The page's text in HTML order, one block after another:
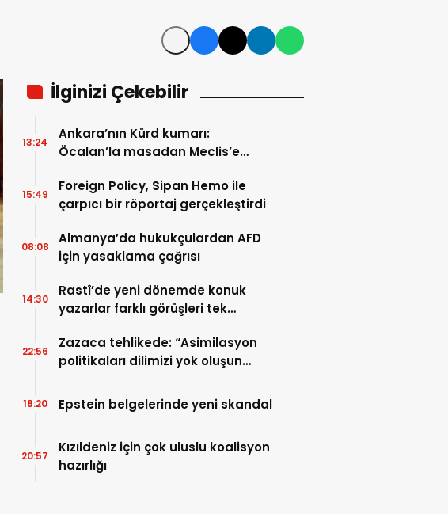
İlginizi Çekebilir
Ankara’nın Kürd kumarı:
Öcalan’la masadan Meclis’e
13:24
Foreign Policy, Sipan Hemo ile
çarpıcı bir röportaj gerçekleştirdi
15:49
Almanya’da hukukçulardan AFD
için yasaklama çağrısı
08:08
Rastî’de yeni dönemde konuk
yazarlar farklı görüşleri tek
14:30
Zazaca tehlikede: “Asimilasyon
politikaları dilimizi yok oluşun
22:56
Epstein belgelerinde yeni skandal
18:20
Kızıldeniz için çok uluslu koalisyon
hazırlığı
20:57